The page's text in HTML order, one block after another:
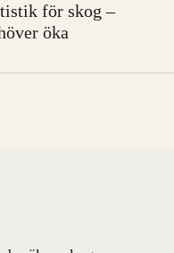
för skog –
öka